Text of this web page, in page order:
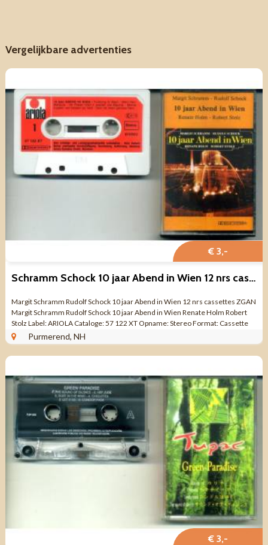
Vergelijkbare advertenties
€ 3,-
Schramm Schock 10 jaar Abend in Wien 12 nrs cassete ZGAN
Margit Schramm Rudolf Schock 10 jaar Abend in Wien 12 nrs cassettes ZGAN
Margit Schramm Rudolf Schock 10 jaar Abend in Wien Renate Holm Robert
Stolz Label: ARIOLA Cataloge: 57 122 XT Opname: Stereo Format: Cassette
Aantal nrs: 12 ...
Purmerend, NH
€ 3,-